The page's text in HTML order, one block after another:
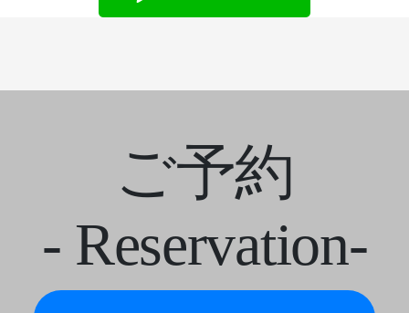
ご予約
- Reservation-